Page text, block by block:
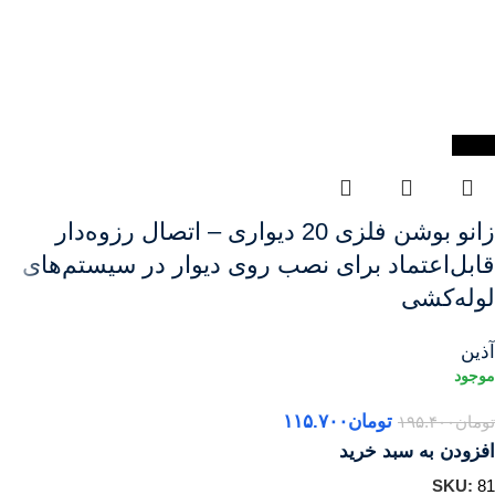
زانو بوشن فلزی 20 دیواری – اتصال رزوه‌دار
قابل‌اعتماد برای نصب روی دیوار در سیستم‌های
لوله‌کشی
آذین
تومان۱۹۵.۴۰۰ تومان۱۱۵.۷۰۰
افزودن به سبد خرید
SKU: 81